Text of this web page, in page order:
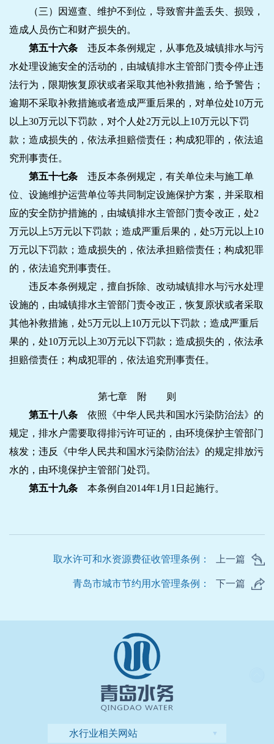
（三）因巡查、维护不到位，导致窨井盖丢失、损毁，
造成人员伤亡和财产损失的。
第五十六条 违反本条例规定，从事危及城镇排水与污
水处理设施安全的活动的，由城镇排水主管部门责令停止违
法行为，限期恢复原状或者采取其他补救措施，给予警告；
逾期不采取补救措施或者造成严重后果的，对单位处10万元
以上30万元以下罚款，对个人处2万元以上10万元以下罚
款；造成损失的，依法承担赔偿责任；构成犯罪的，依法追
究刑事责任。
第五十七条 违反本条例规定，有关单位未与施工单
位、设施维护运营单位等共同制定设施保护方案，并采取相
应的安全防护措施的，由城镇排水主管部门责令改正，处2
万元以上5万元以下罚款；造成严重后果的，处5万元以上10
万元以下罚款；造成损失的，依法承担赔偿责任；构成犯罪
的，依法追究刑事责任。
违反本条例规定，擅自拆除、改动城镇排水与污水处理
设施的，由城镇排水主管部门责令改正，恢复原状或者采取
其他补救措施，处5万元以上10万元以下罚款；造成严重后
果的，处10万元以上30万元以下罚款；造成损失的，依法承
担赔偿责任；构成犯罪的，依法追究刑事责任。
第七章 附 则
第五十八条 依照《中华人民共和国水污染防治法》的
规定，排水户需要取得排污许可证的，由环境保护主管部门
核发；违反《中华人民共和国水污染防治法》的规定排放污
水的，由环境保护主管部门处罚。
第五十九条 本条例自2014年1月1日起施行。
取水许可和水资源费征收管理条例： 上一篇
青岛市城市节约用水管理条例： 下一篇
水行业相关网站 ▼